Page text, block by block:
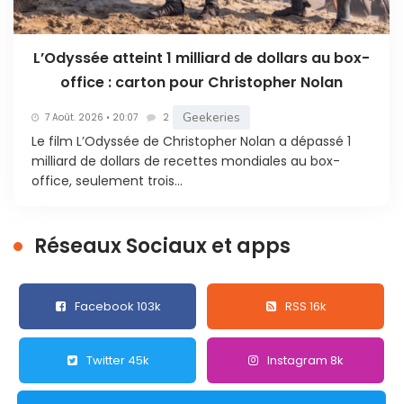
L’Odyssée atteint 1 milliard de dollars au box-
office : carton pour Christopher Nolan
7 Août. 2026 • 20:07 2 Geekeries
Le film L’Odyssée de Christopher Nolan a dépassé 1
milliard de dollars de recettes mondiales au box-
office, seulement trois...
Réseaux Sociaux et apps
Facebook 103k RSS 16k
Twitter 45k Instagram 8k